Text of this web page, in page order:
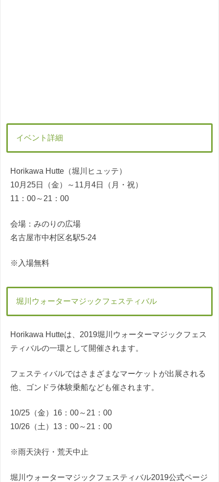
イベント詳細
Horikawa Hutte（堀川ヒュッテ）
10月25日（金）～11月4日（月・祝）
11：00～21：00
会場：みのりの広場
名古屋市中村区名駅5-24
※入場無料
堀川ウォーターマジックフェスティバル
Horikawa Hutteは、2019堀川ウォーターマジックフェス
ティバルの一環として開催されます。
フェスティバルではさまざまなマーケットが出展される
他、ゴンドラ体験乗船なども催されます。
10/25（金）16：00～21：00
10/26（土）13：00～21：00
※雨天決行・荒天中止
堀川ウォーターマジックフェスティバル2019公式ページ